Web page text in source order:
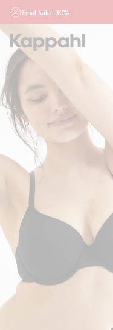
Final Sale -30%
działu outlet do 10.8 w
nie łączymy
Newbie